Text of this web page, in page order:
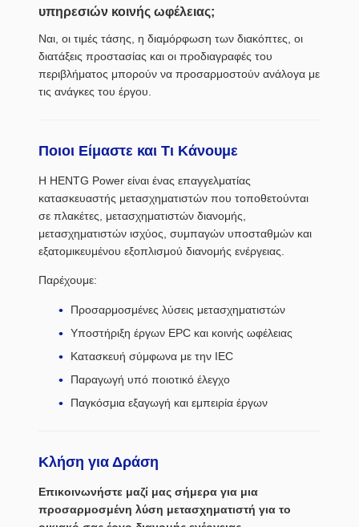
υπηρεσιών κοινής ωφέλειας;
Ναι, οι τιμές τάσης, η διαμόρφωση των διακόπτες, οι
διατάξεις προστασίας και οι προδιαγραφές του
περιβλήματος μπορούν να προσαρμοστούν ανάλογα με
τις ανάγκες του έργου.
Ποιοι Είμαστε και Τι Κάνουμε
Η HENTG Power είναι ένας επαγγελματίας
κατασκευαστής μετασχηματιστών που τοποθετούνται
σε πλακέτες, μετασχηματιστών διανομής,
μετασχηματιστών ισχύος, συμπαγών υποσταθμών και
εξατομικευμένου εξοπλισμού διανομής ενέργειας.
Παρέχουμε:
Προσαρμοσμένες λύσεις μετασχηματιστών
Υποστήριξη έργων EPC και κοινής ωφέλειας
Κατασκευή σύμφωνα με την IEC
Παραγωγή υπό ποιοτικό έλεγχο
Παγκόσμια εξαγωγή και εμπειρία έργων
Κλήση για Δράση
Επικοινωνήστε μαζί μας σήμερα για μια
προσαρμοσμένη λύση μετασχηματιστή για το